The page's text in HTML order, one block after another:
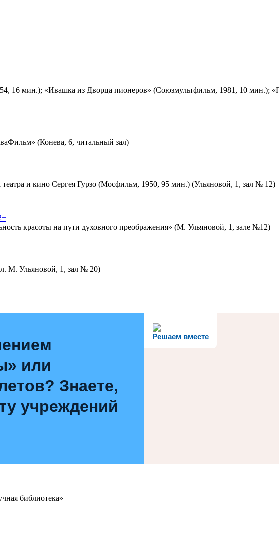
16 мин.); «Ивашка из Дворца пионеров» (Союзмультфильм, 1981, 10 мин.);
(Конева, 6, читальный зал)
и кино Сергея Гурзо (Мосфильм, 1950, 95 мин.) (Ульяновой, 1, зал № 12)
красоты на пути духовного преображения» (М. Ульяновой, 1, зале №12)
М. Ульяновой, 1, зал № 20)
Решаем вместе
или
Знаете,
учреждений
библиотека»